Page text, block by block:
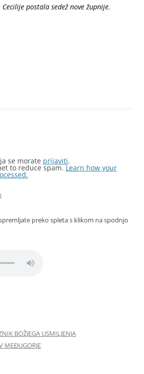
postala sedež nove župnije.
se morate prijaviti.
to reduce spam.Learn how your
preko spleta s klikom na spodnjo
BOŽJEGA USMILJENJA
MEĐUGORJE